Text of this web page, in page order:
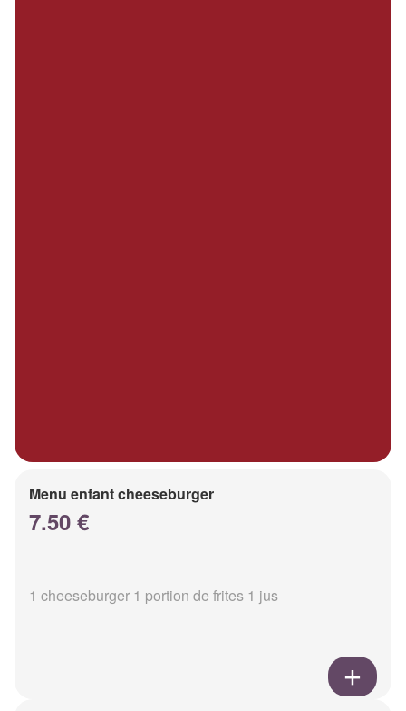
Menu enfant cheeseburger
7.50 €
1 cheeseburger 1 portion de frites 1 jus